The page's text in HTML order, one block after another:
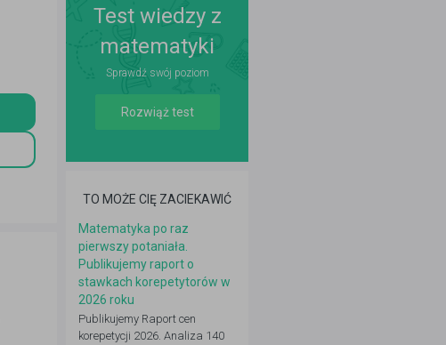
Test wiedzy z
matematyki
Sprawdź swój poziom
Rozwiąż test
TO MOŻE CIĘ ZACIEKAWIĆ
Matematyka po raz
pierwszy potaniała.
Publikujemy raport o
stawkach korepetytorów w
2026 roku
Publikujemy Raport cen
korepetycji 2026. Analiza 140